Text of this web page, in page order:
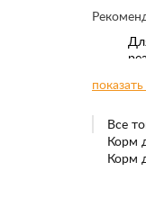
(с
В
Все
Корм
Корм